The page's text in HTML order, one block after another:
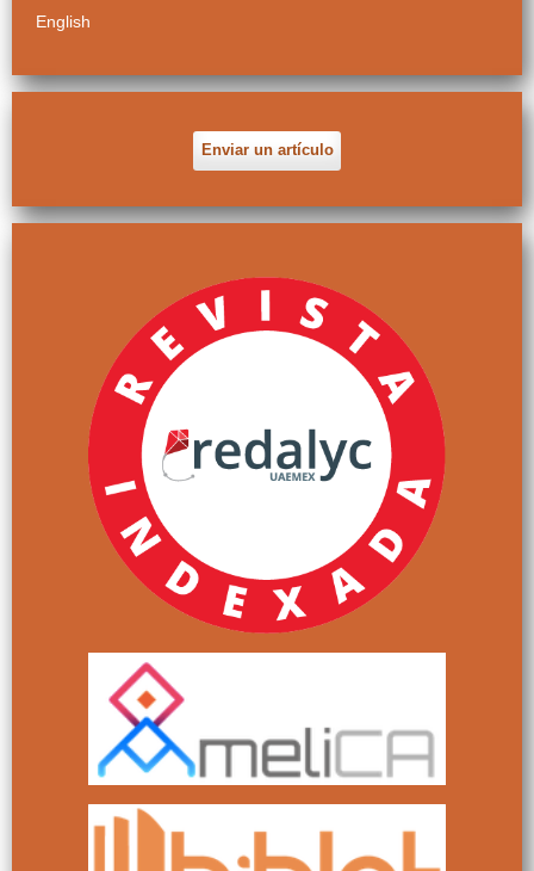
English
Enviar un artículo